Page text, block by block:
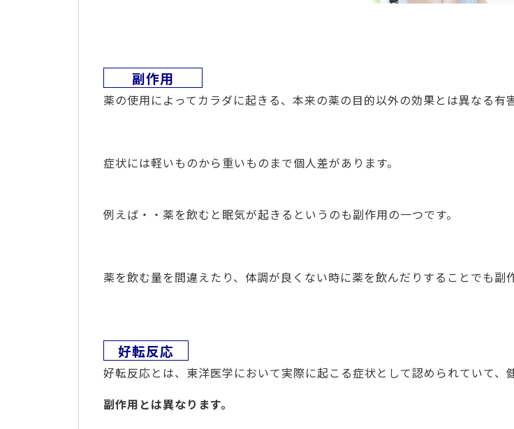
副作用
薬の使用によってカラダに起きる、本来の薬の目的以外の効果とは異なる有
症状には軽いものから重いものまで個人差があります。
例えば・・薬を飲むと眠気が起きるというのも副作用の一つです。
薬を飲む量を間違えたり、体調が良くない時に薬を飲んだりすることでも副
好転反応
好転反応とは、東洋医学において実際に起こる症状として認められていて、
副作用とは異なります。